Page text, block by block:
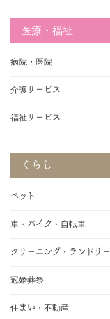
医療・福祉
病院・医院
介護サービス
福祉サービス
くらし
ペット
車・バイク・自転車
クリーニング・ランドリー
冠婚葬祭
住まい・不動産